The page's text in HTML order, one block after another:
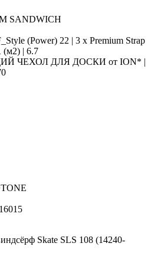
SANDWICH
(Power) 22 | 3 x Premium Strap
| 6.7
ЧЕХОЛ ДЛЯ ДОСКИ от ION* |
Skate SLS 108 (14240-